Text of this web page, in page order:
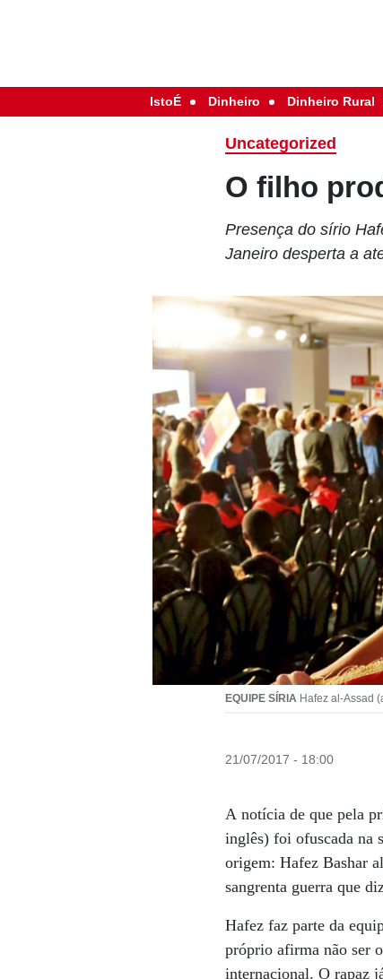
IstoÉ Dinheiro Dinheiro Rural
Uncategorized
O filho
Presença do sírio
Janeiro desperta a
EQUIPE SÍRIA Hafez al-Assad
21/07/2017 - 18:00
A notícia de que pela
inglês) foi ofuscada na
origem: Hafez Bashar
sangrenta guerra que
Hafez faz parte da
próprio afirma não ser
internacional. O rapaz